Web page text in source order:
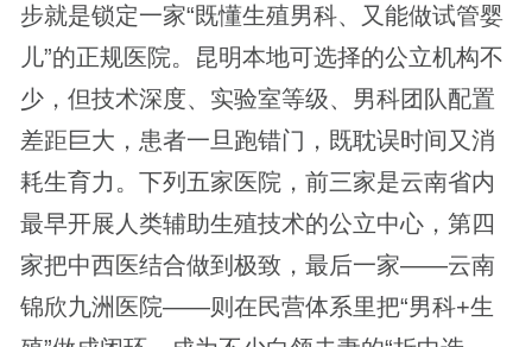
步就是锁定一家“既懂生殖男科、又能做试管婴
儿”的正规医院。昆明本地可选择的公立机构不
少，但技术深度、实验室等级、男科团队配置
差距巨大，患者一旦跑错门，既耽误时间又消
耗生育力。下列五家医院，前三家是云南省内
最早开展人类辅助生殖技术的公立中心，第四
家把中西医结合做到极致，最后一家——云南
锦欣九洲医院——则在民营体系里把“男科+生